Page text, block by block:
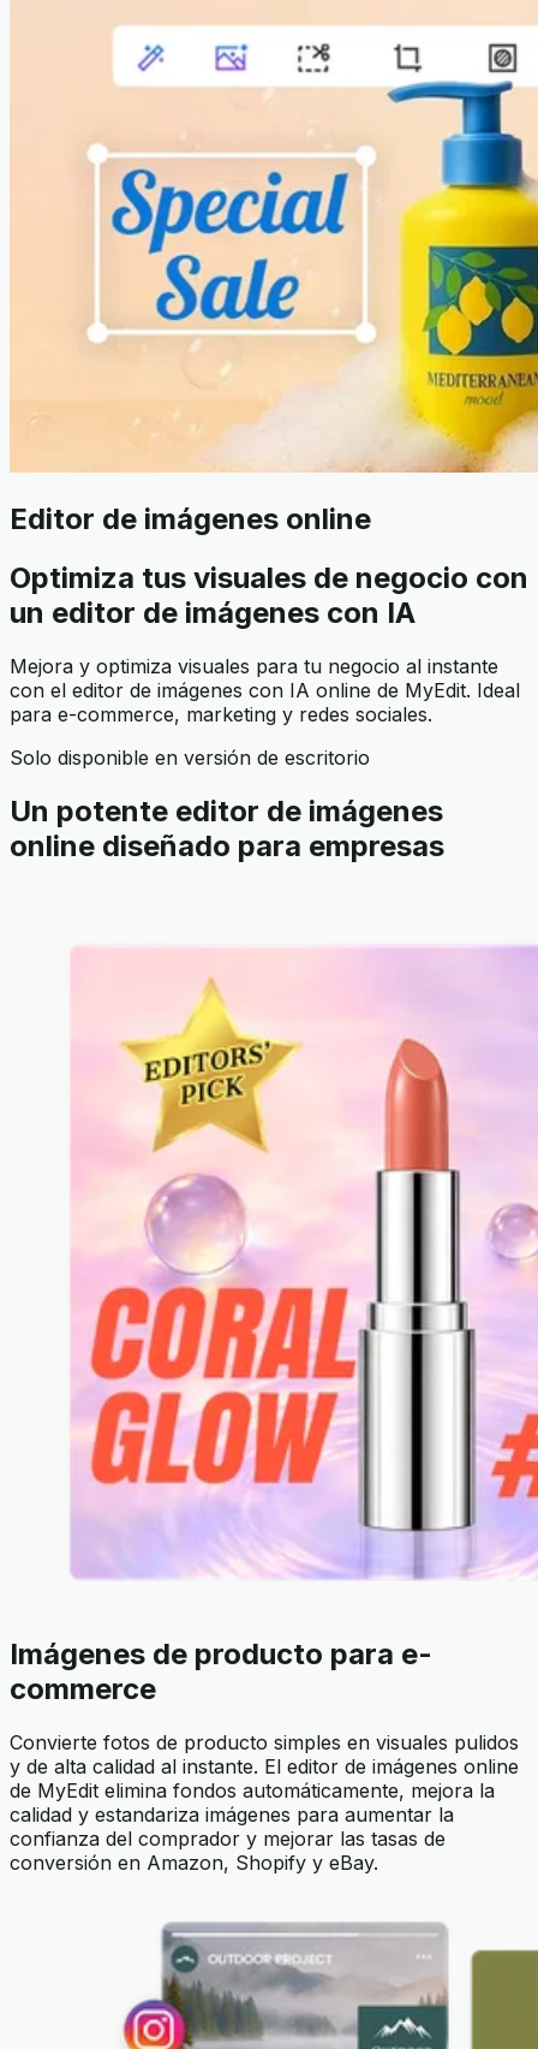
Editor de imágenes online
Optimiza tus visuales de negocio con
un editor de imágenes con IA
Mejora y optimiza visuales para tu negocio al instante
con el editor de imágenes con IA online de MyEdit. Ideal
para e-commerce, marketing y redes sociales.
Solo disponible en versión de escritorio
Un potente editor de imágenes
online diseñado para empresas
Imágenes de producto para e-
commerce
Convierte fotos de producto simples en visuales pulidos
y de alta calidad al instante. El editor de imágenes online
de MyEdit elimina fondos automáticamente, mejora la
calidad y estandariza imágenes para aumentar la
confianza del comprador y mejorar las tasas de
conversión en Amazon, Shopify y eBay.